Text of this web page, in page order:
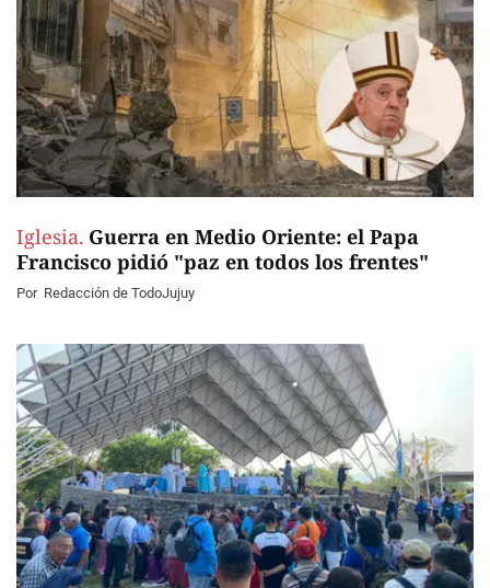
Iglesia. Guerra en Medio Oriente: el Papa
Francisco pidió "paz en todos los frentes"
Por Redacción de TodoJujuy